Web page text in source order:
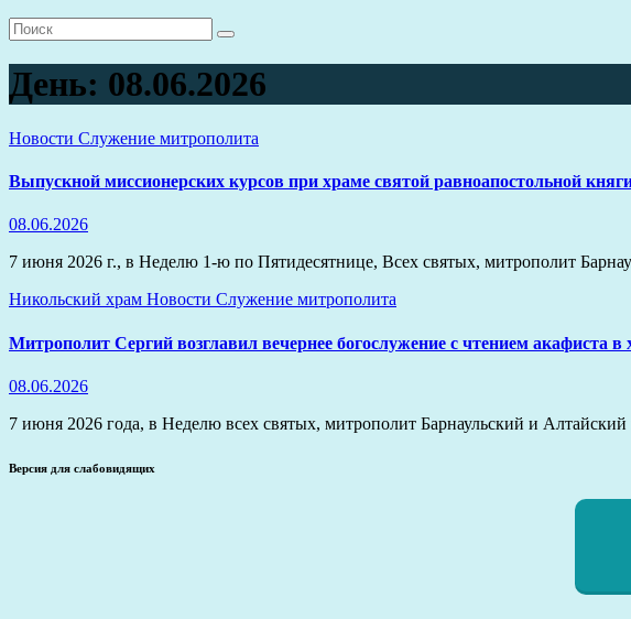
День: 08.06.2026
Новости Служение митрополита
Выпускной миссионерских курсов при храме святой равноапостольной
08.06.2026
7 июня 2026 г., в Неделю 1-ю по Пятидесятнице, Всех святых, митрополит
Никольский храм Новости Служение митрополита
Митрополит Сергий возглавил вечернее богослужение с чтением акафиста
08.06.2026
7 июня 2026 года, в Неделю всех святых, митрополит Барнаульский и
Версия для слабовидящих